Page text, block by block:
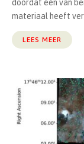
doordat één van
materiaal heeft
LEES MEER